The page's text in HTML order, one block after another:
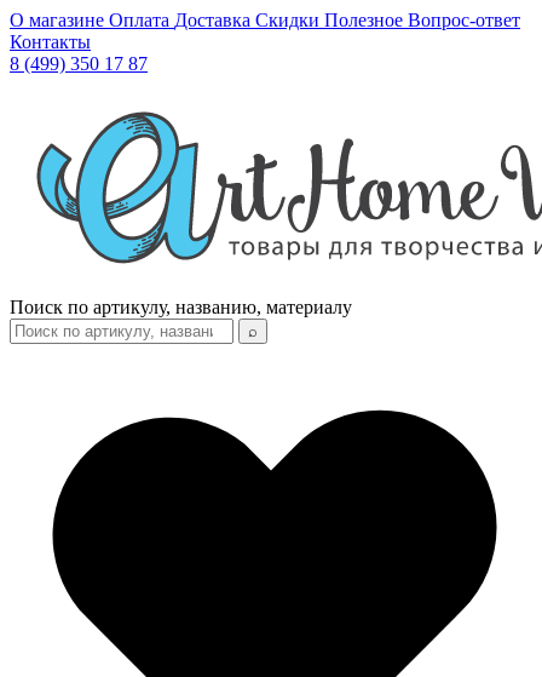
О магазине Оплата Доставка Скидки Полезное Вопрос-ответ
Контакты
8 (499) 350 17 87
Поиск по артикулу, названию, материалу
⌕